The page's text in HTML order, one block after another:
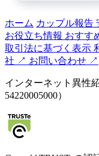
ホーム カップル報告
お役立ち情報 おすす
取引法に基づく表示
社 ↗️ お問い合わせ ↗️
インターネット異性
54220005000）